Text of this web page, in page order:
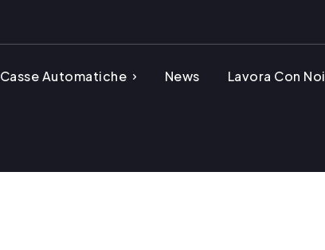
Casse Automatiche News Lavora Con Noi